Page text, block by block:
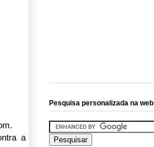
a
Pesquisa personalizada na web